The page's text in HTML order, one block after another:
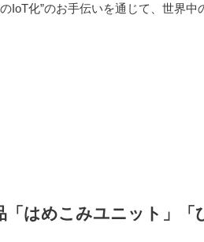
IoT化”のお手伝いを通じて、世界
「はめこみユニット」「